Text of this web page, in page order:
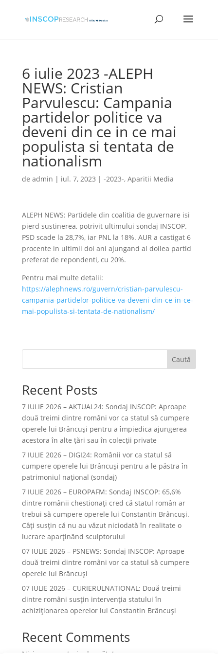
6 iulie 2023 -ALEPH
NEWS: Cristian
Parvulescu: Campania
partidelor politice va
deveni din ce in ce mai
populista si tentata de
nationalism
de admin | iul. 7, 2023 | -2023-, Aparitii Media
ALEPH NEWS: Partidele din coalitia de guvernare isi
pierd sustinerea, potrivit ultimului sondaj INSCOP.
PSD scade la 28,7%, iar PNL la 18%. AUR a castigat 6
procente in ultimii doi ani ajungand al doilea partid
preferat de repondenti, cu 20%.
Pentru mai multe detalii:
https://alephnews.ro/guvern/cristian-parvulescu-
campania-partidelor-politice-va-deveni-din-ce-in-ce-
mai-populista-si-tentata-de-nationalism/
Caută
Recent Posts
7 IULIE 2026 – AKTUAL24: Sondaj INSCOP: Aproape
două treimi dintre români vor ca statul să cumpere
operele lui Brâncuşi pentru a împiedica ajungerea
acestora în alte ţări sau în colecţii private
7 IULIE 2026 – DIGI24: Românii vor ca statul să
cumpere operele lui Brâncuși pentru a le păstra în
patrimoniul național (sondaj)
7 IULIE 2026 – EUROPAFM: Sondaj INSCOP: 65,6%
dintre românii chestionați cred că statul român ar
trebui să cumpere operele lui Constantin Brâncuși.
Câți susțin că nu au văzut niciodată în realitate o
lucrare aparținând sculptorului
07 IULIE 2026 – PSNEWS: Sondaj INSCOP: Aproape
două treimi dintre români vor ca statul să cumpere
operele lui Brâncuși
07 IULIE 2026 – CURIERULNATIONAL: Două treimi
dintre români susțin intervenția statului în
achiziționarea operelor lui Constantin Brâncuși
Recent Comments